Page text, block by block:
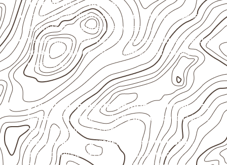
indicada para o projeto.
Evite contato direto com o solo, chuva, umidade
acumulada e apoios desnivelados.
Valide com o responsável técnico qualquer uso que
envolva carga, exposição intensa ou requisitos
específicos.
Usos profissionais do Compensado Naval
Marcenaria e fabricação de móveis
destinados a
ambientes sujeitos à umidade.
Revestimentos, paredes, pisos e divisórias ,
quando compatíveis com a ficha técnica.